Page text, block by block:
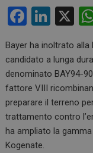
F
ce
b
o
o
k
Li
ke
dI
n
X
Bayer ha inoltrato alla
candidato a lunga
denominato BAY94-
fattore VIII
preparare il terreno
trattamento contro
ha ampliato la
Kogenate.